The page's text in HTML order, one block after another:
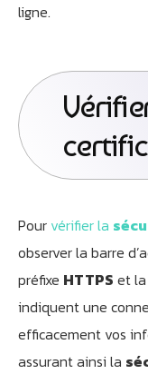
ligne.
Pour vérifier la
observer la barre
préfixe HTTPS et
indiquent une
efficacement vos
assurant ainsi la